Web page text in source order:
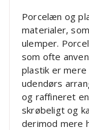
Porcelæn og
materialer,
ulemper.
som ofte
plastik er mere
udendørs
og raffineret
skrøbeligt og
derimod mere